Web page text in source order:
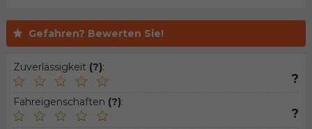
Gefahren? Bewerten Sie!
Zuverlässigkeit (?):
?
Fahreigenschaften (?):
?